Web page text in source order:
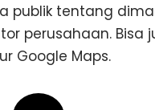
publik tentang
perusahaan. Bisa
Google Maps.